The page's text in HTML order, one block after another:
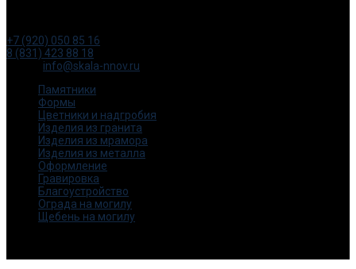
+7 (920) 050 85 16
8 (831) 423 88 18
info@skala-nnov.ru
Памятники
Формы
Цветники и надгробия
Изделия из гранита
Изделия из мрамора
Изделия из металла
Оформление
Гравировка
Благоустройство
Ограда на могилу
Щебень на могилу